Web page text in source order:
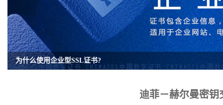
为什么使用企业型SSL证书?
迪菲－赫尔曼密钥